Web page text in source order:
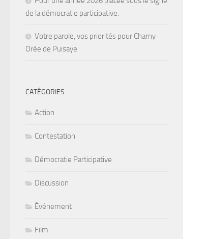
de la démocratie participative.
Votre parole, vos priorités pour Charny
Orée de Puisaye
CATÉGORIES
Action
Contestation
Démocratie Participative
Discussion
Événement
Film